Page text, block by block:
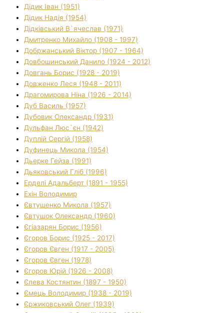
Дідик Іван (1951)
Дідик Надія (1954)
Дідківський В`ячеслав (1971)
Дмитренко Михайло (1908 - 1997)
Добржанський Віктор (1907 - 1964)
Довбошинський Данило (1924 - 2012)
Довгань Борис (1928 - 2019)
Довженко Леся (1948 - 2011)
Драгомирова Ніна (1926 - 2014)
Дуб Василь (1957)
Дубовик Олександр (1931)
Дульфан Люс`єн (1942)
Дуплій Сергій (1958)
Дуфинець Микола (1954)
Дьерке Гейза (1991)
Дьяковський Гліб (1996)
Ерделі Адальберт (1891 - 1955)
Ехін Володимир
Євтушенко Микола (1957)
Євтушок Олександр (1960)
Єгіазарян Борис (1956)
Єгоров Борис (1925 - 2017)
Єгоров Євген (1917 - 2005)
Єгоров Євген (1978)
Єгоров Юрій (1926 - 2008)
Єлева Костянтин (1897 - 1950)
Ємець Володимир (1938 - 2019)
Єржиковський Олег (1939)